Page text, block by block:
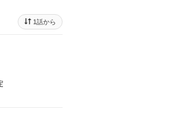
1話から